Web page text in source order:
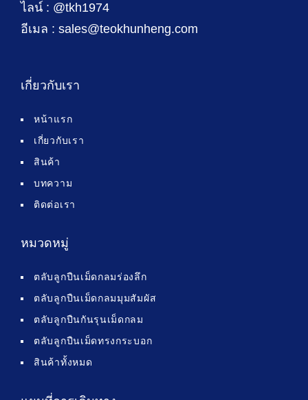
ไลน์ : @tkh1974
อีเมล : sales@teokhunheng.com
เกี่ยวกับเรา
หน้าแรก
เกี่ยวกับเรา
สินค้า
บทความ
ติดต่อเรา
หมวดหมู่
ตลับลูกปืนเม็ดกลมร่องลึก
ตลับลูกปืนเม็ดกลมมุมสัมผัส
ตลับลูกปืนกันรุนเม็ดกลม
ตลับลูกปืนเม็ดทรงกระบอก
สินค้าทั้งหมด